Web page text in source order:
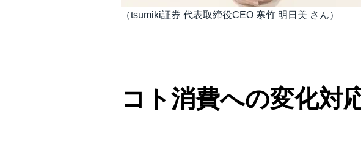
（tsumiki証券 代表取締役CEO 寒竹 明日美 さん）
コト消費への変化対